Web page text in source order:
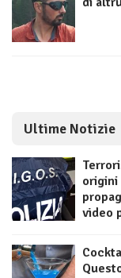
Ultime Notizie
origini
video